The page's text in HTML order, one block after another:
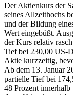
Der Aktienkurs der
seines Allzeithochs
und der Bildung
Wert eingebüßt.
der Kurs relativ
Tief bei 230,00 US-
Aktie kurzzeitig,
Ab dem 13. Januar
partielle Tief bei
48 Prozent innerhalb